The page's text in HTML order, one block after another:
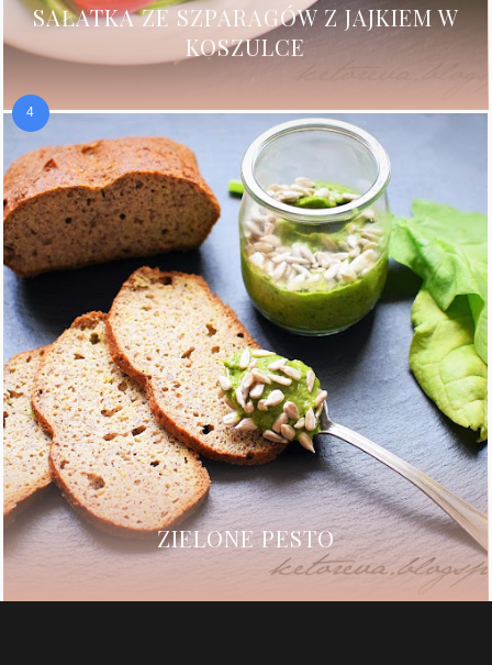
SAŁATKA ZE SZPARAGÓW Z JAJKIEM W
KOSZULCE
ZIELONE PESTO